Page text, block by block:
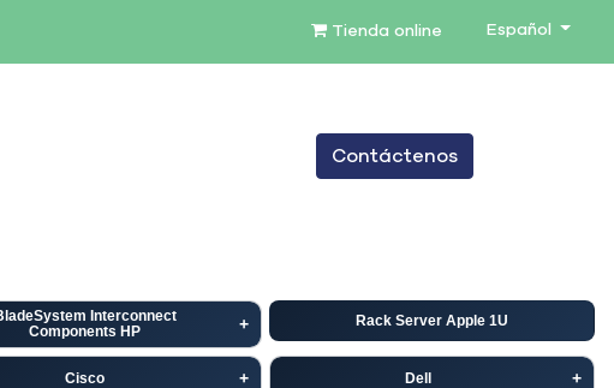
Tienda online Español
BLOG
Contáctenos
Interconnect
Components HP
Rack Server Apple 1U
Cisco Dell